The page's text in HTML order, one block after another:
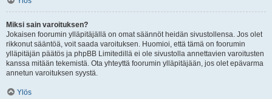
Miksi sain varoituksen?
Jokaisen foorumin ylläpitäjällä on omat säännöt heidän sivustollensa. Jos olet
rikkonut sääntöä, voit saada varoituksen. Huomioi, että tämä on foorumin
ylläpitäjän päätös ja phpBB Limitedillä ei ole sivustolla annettavien varoitusten
kanssa mitään tekemistä. Ota yhteyttä foorumin ylläpitäjään, jos olet epävarma
annetun varoituksen syystä.
Ylös